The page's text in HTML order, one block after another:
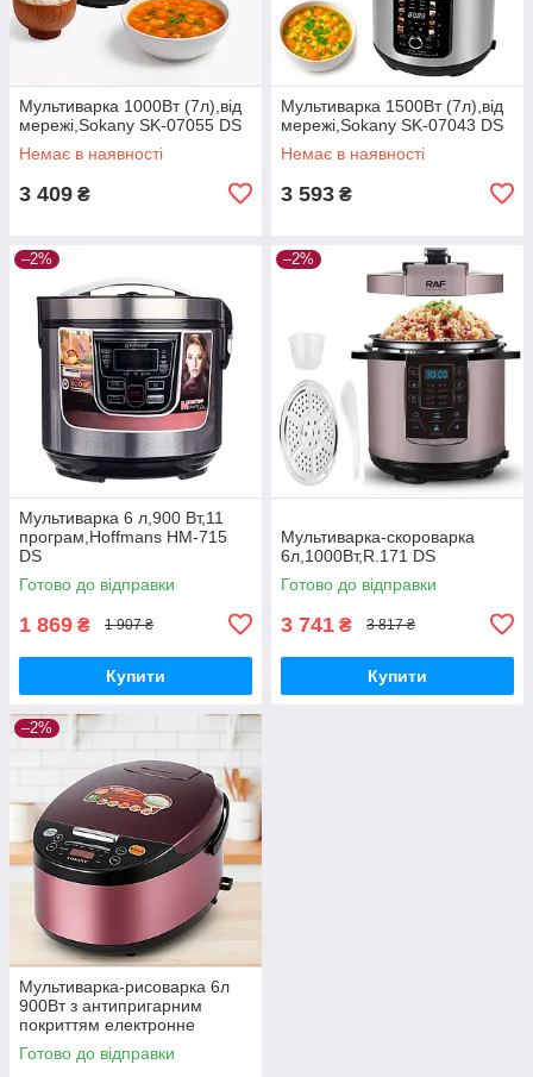
Мультиварка 1000Вт (7л),від
мережі,Sokany SK-07055 DS
Немає в наявності
3 409 ₴
Мультиварка 1500Вт (7л),від
мережі,Sokany SK-07043 DS
Немає в наявності
3 593 ₴
–2%
Мультиварка 6 л,900 Вт,11
програм,Hoffmans HM-715
DS
Готово до відправки
1 869 ₴ 1 907 ₴
Купити
–2%
Мультиварка-скороварка
6л,1000Вт,R.171 DS
Готово до відправки
3 741 ₴ 3 817 ₴
Купити
–2%
Мультиварка-рисоварка 6л
900Вт з антипригарним
покриттям електронне
управління SK-07078 DS
Готово до відправки